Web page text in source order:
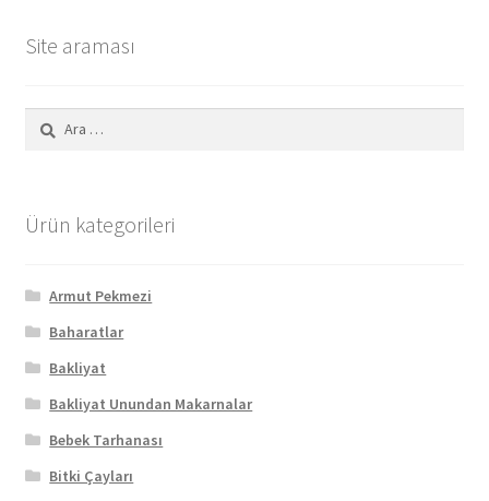
Site araması
Ürün kategorileri
Armut Pekmezi
Baharatlar
Bakliyat
Bakliyat Unundan Makarnalar
Bebek Tarhanası
Bitki Çayları